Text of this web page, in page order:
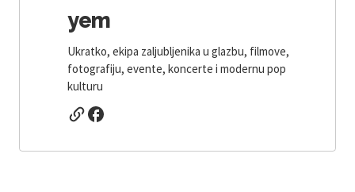
yem
Ukratko, ekipa zaljubljenika u glazbu, filmove,
fotografiju, evente, koncerte i modernu pop
kulturu